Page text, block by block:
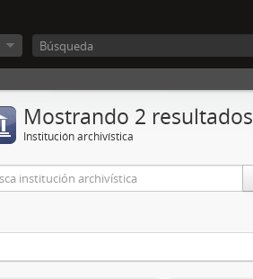
Mostrando 2 resultados
Institución archivística